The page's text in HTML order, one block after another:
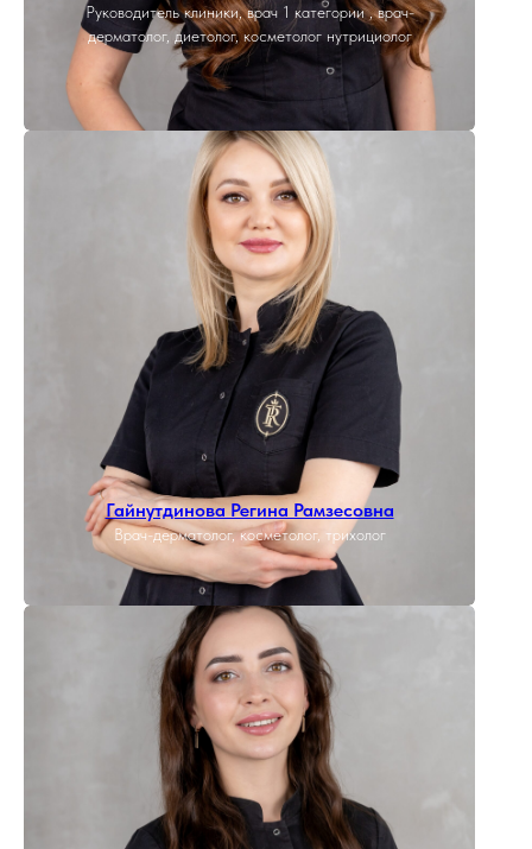
Руководитель клиники, врач 1 категории , врач-
дерматолог, диетолог, косметолог нутрициолог
Гайнутдинова Регина Рамзесовна
Врач-дерматолог, косметолог, трихолог